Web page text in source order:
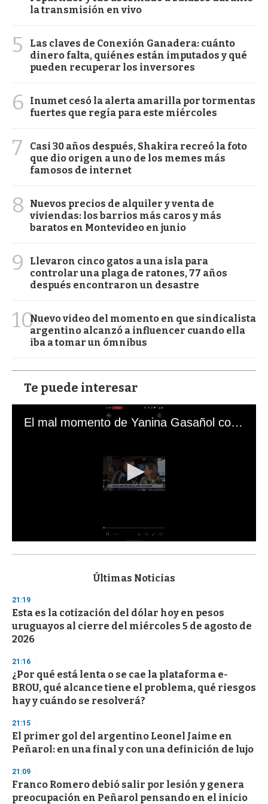
la transmisión en vivo
5
Las claves de Conexión Ganadera: cuánto
dinero falta, quiénes están imputados y qué
pueden recuperar los inversores
6
Inumet cesó la alerta amarilla por tormentas
fuertes que regía para este miércoles
7
Casi 30 años después, Shakira recreó la foto
que dio origen a uno de los memes más
famosos de internet
8
Nuevos precios de alquiler y venta de
viviendas: los barrios más caros y más
baratos en Montevideo en junio
9
Llevaron cinco gatos a una isla para
controlar una plaga de ratones, 77 años
después encontraron un desastre
10Nuevo video del momento en que sindicalista
argentino alcanzó a influencer cuando ella
iba a tomar un ómnibus
Te puede interesar
El mal momento de Yanina Gasañol con un hincha argentino en "Subrayado"
s
d
s
o
f
3
s
c
o
n
Últimas Noticias
21:19
Esta es la cotización del dólar hoy en pesos
uruguayos al cierre del miércoles 5 de agosto de
2026
21:16
¿Por qué está lenta o se cae la plataforma e-
BROU, qué alcance tiene el problema, qué riesgos
hay y cuándo se resolverá?
21:15
El primer gol del argentino Leonel Jaime en
Peñarol: en una final y con una definición de lujo
21:09
Franco Romero debió salir por lesión y genera
preocupación en Peñarol pensando en el inicio